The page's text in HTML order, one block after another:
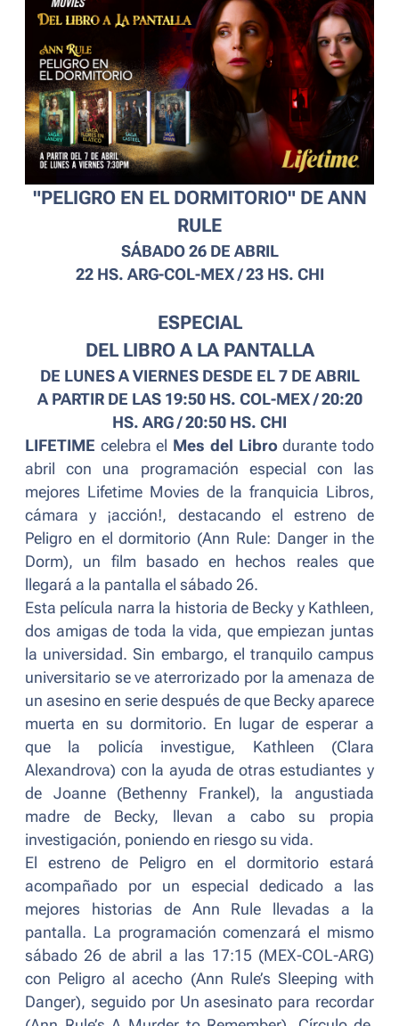
"PELIGRO EN EL DORMITORIO" DE ANN
RULE
SÁBADO 26 DE ABRIL
22 HS. ARG-COL-MEX / 23 HS. CHI
ESPECIAL
DEL LIBRO A LA PANTALLA
DE LUNES A VIERNES DESDE EL 7 DE ABRIL
A PARTIR DE LAS 19:50 HS. COL-MEX / 20:20
HS. ARG / 20:50 HS. CHI
LIFETIME celebra el Mes del Librodurante todo
abril con una programación especial con las
mejores Lifetime Movies de la franquicia Libros,
cámara y ¡acción!, destacando el estreno de
Peligro en el dormitorio (Ann Rule: Danger in the
Dorm), un film basado en hechos reales que
llegará a la pantalla el sábado 26.
Esta película narra la historia de Becky y Kathleen,
dos amigas de toda la vida, que empiezan juntas
la universidad. Sin embargo, el tranquilo campus
universitario se ve aterrorizado por la amenaza de
un asesino en serie después de que Becky aparece
muerta en su dormitorio. En lugar de esperar a
que la policía investigue, Kathleen (Clara
Alexandrova) con la ayuda de otras estudiantes y
de Joanne (Bethenny Frankel), la angustiada
madre de Becky, llevan a cabo su propia
investigación, poniendo en riesgo su vida.
El estreno de Peligro en el dormitorio estará
acompañado por un especial dedicado a las
mejores historias de Ann Rule llevadas a la
pantalla. La programación comenzará el mismo
sábado 26 de abril a las 17:15 (MEX-COL-ARG)
con Peligro al acecho (Ann Rule’s Sleeping with
Danger), seguido por Un asesinato para recordar